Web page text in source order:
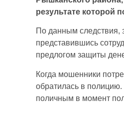
результате которой
По данным следствия,
представившись
предлогом защиты
Когда мошенники
обратилась в
поличным в момент